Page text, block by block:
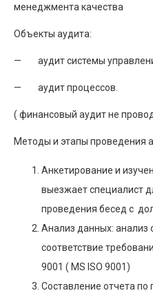
менеджмента качества
Объекты аудита:
— аудит системы
— аудит процессов.
( финансовый аудит не
Методы и этапы проведения
Анкетирование и
выезжает специалист
проведения бесед с
Анализ данных: анализ
соответствие
9001 ( MS ISO 9001)
Составление отчета по